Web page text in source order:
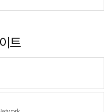
트